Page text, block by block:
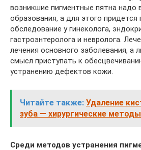
возникшие пигментные пятна надо
образования, а для этого придется
обследование у гинеколога,
гастроэнтеролога и невролога.
лечения основного заболевания, а
смысл приступать к
устранению дефектов кожи.
Читайте также: Удаление
зуба — хирургические методы
Среди методов устранения